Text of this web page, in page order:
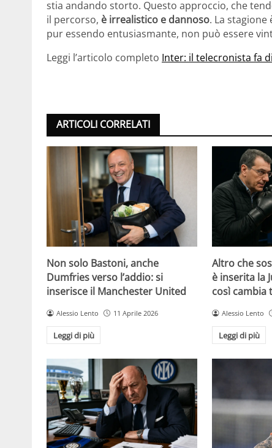
stia andando storto. Questo approccio, che
il percorso, è irrealistico e dannoso. La
pur essendo entusiasmante, non può essere
Leggi l’articolo completo Inter: il telecronista fa
ARTICOLI CORRELATI
Non solo Bastoni, anche
Dumfries verso l’addio: si
inserisce il Manchester United
Alessio Lento 11 Aprile 2026
Leggi di più
Altro che
è inserita la
così cambia
Alessio Lento
Leggi di più